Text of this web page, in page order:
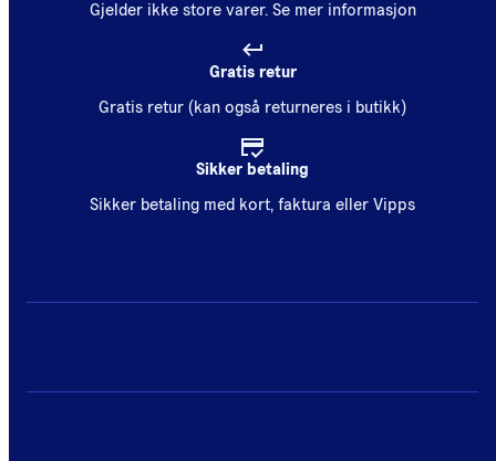
Gjelder ikke store varer. Se mer informasjon
Gratis retur
Gratis retur (kan også returneres i butikk)
Sikker betaling
Sikker betaling med kort, faktura eller Vipps